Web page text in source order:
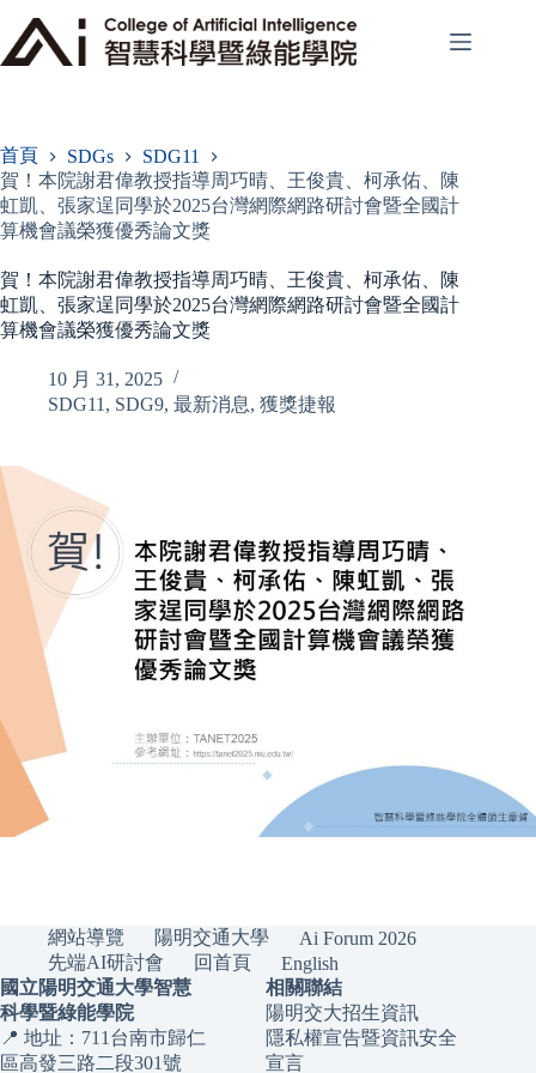
至
主
首頁
SDGs
SDG11
賀！本院謝君偉教授指導周巧晴、王俊貴、柯承佑、陳
虹凱、張家逞同學於2025台灣網際網路研討會暨全國計
算機會議榮獲優秀論文獎
賀！本院謝君偉教授指導周巧晴、王俊貴、柯承佑、陳
虹凱、張家逞同學於2025台灣網際網路研討會暨全國計
算機會議榮獲優秀論文獎
10 月 31, 2025
SDG11 , SDG9, 最新消息, 獲獎捷報
網站導覽 陽明交通大學
Ai Forum 2026
先端AI研討會
回首頁
English
國立陽明交通大學智慧
科學暨綠能學院
📍 地址：711台南市歸仁
區高發三路二段301號
相關聯結
陽明交大招生資訊
隱私權宣告暨資訊安全
宣言